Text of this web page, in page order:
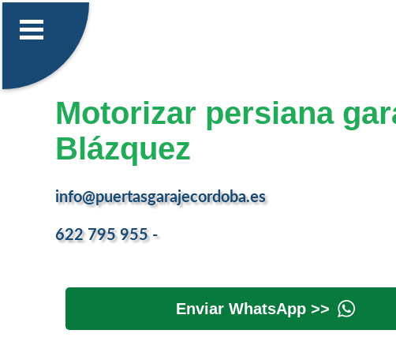
Motorizar persiana
Blázquez
info@puertasgarajecordoba.es
622 795 955 -
Enviar WhatsApp >>